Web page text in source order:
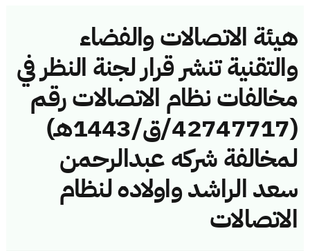
هيئة الاتصالات والفضاء
والتقنية تنشر قرار لجنة النظر في
مخالفات نظام الاتصالات رقم
(42747717/ق/1443هـ)
لمخالفة شركه عبدالرحمن
سعد الراشد واولاده لنظام
الاتصالات